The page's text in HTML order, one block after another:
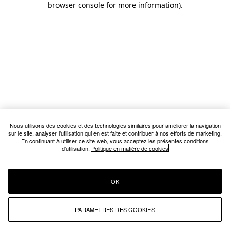
browser console for more information).
Nous utilisons des cookies et des technologies similaires pour améliorer la navigation
sur le site, analyser l'utilisation qui en est faite et contribuer à nos efforts de marketing.
En continuant à utiliser ce site web, vous acceptez les présentes conditions
d'utilisation. Politique en matière de cookies
PARAMÈTRES DES COOKIES
OK